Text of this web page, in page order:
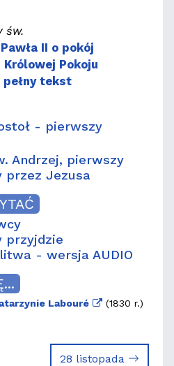
św.
II o pokój
Pokoju
tekst
- pierwszy
Andrzej, pierwszy
przez Jezusa
przyjdzie
- wersja AUDIO
Labouré
(1830 r.)
28 listopada